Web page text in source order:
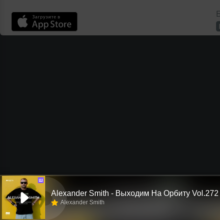
Ш
Alexander Smith - Выходим На Орбиту Vol.272
Alexander Smith